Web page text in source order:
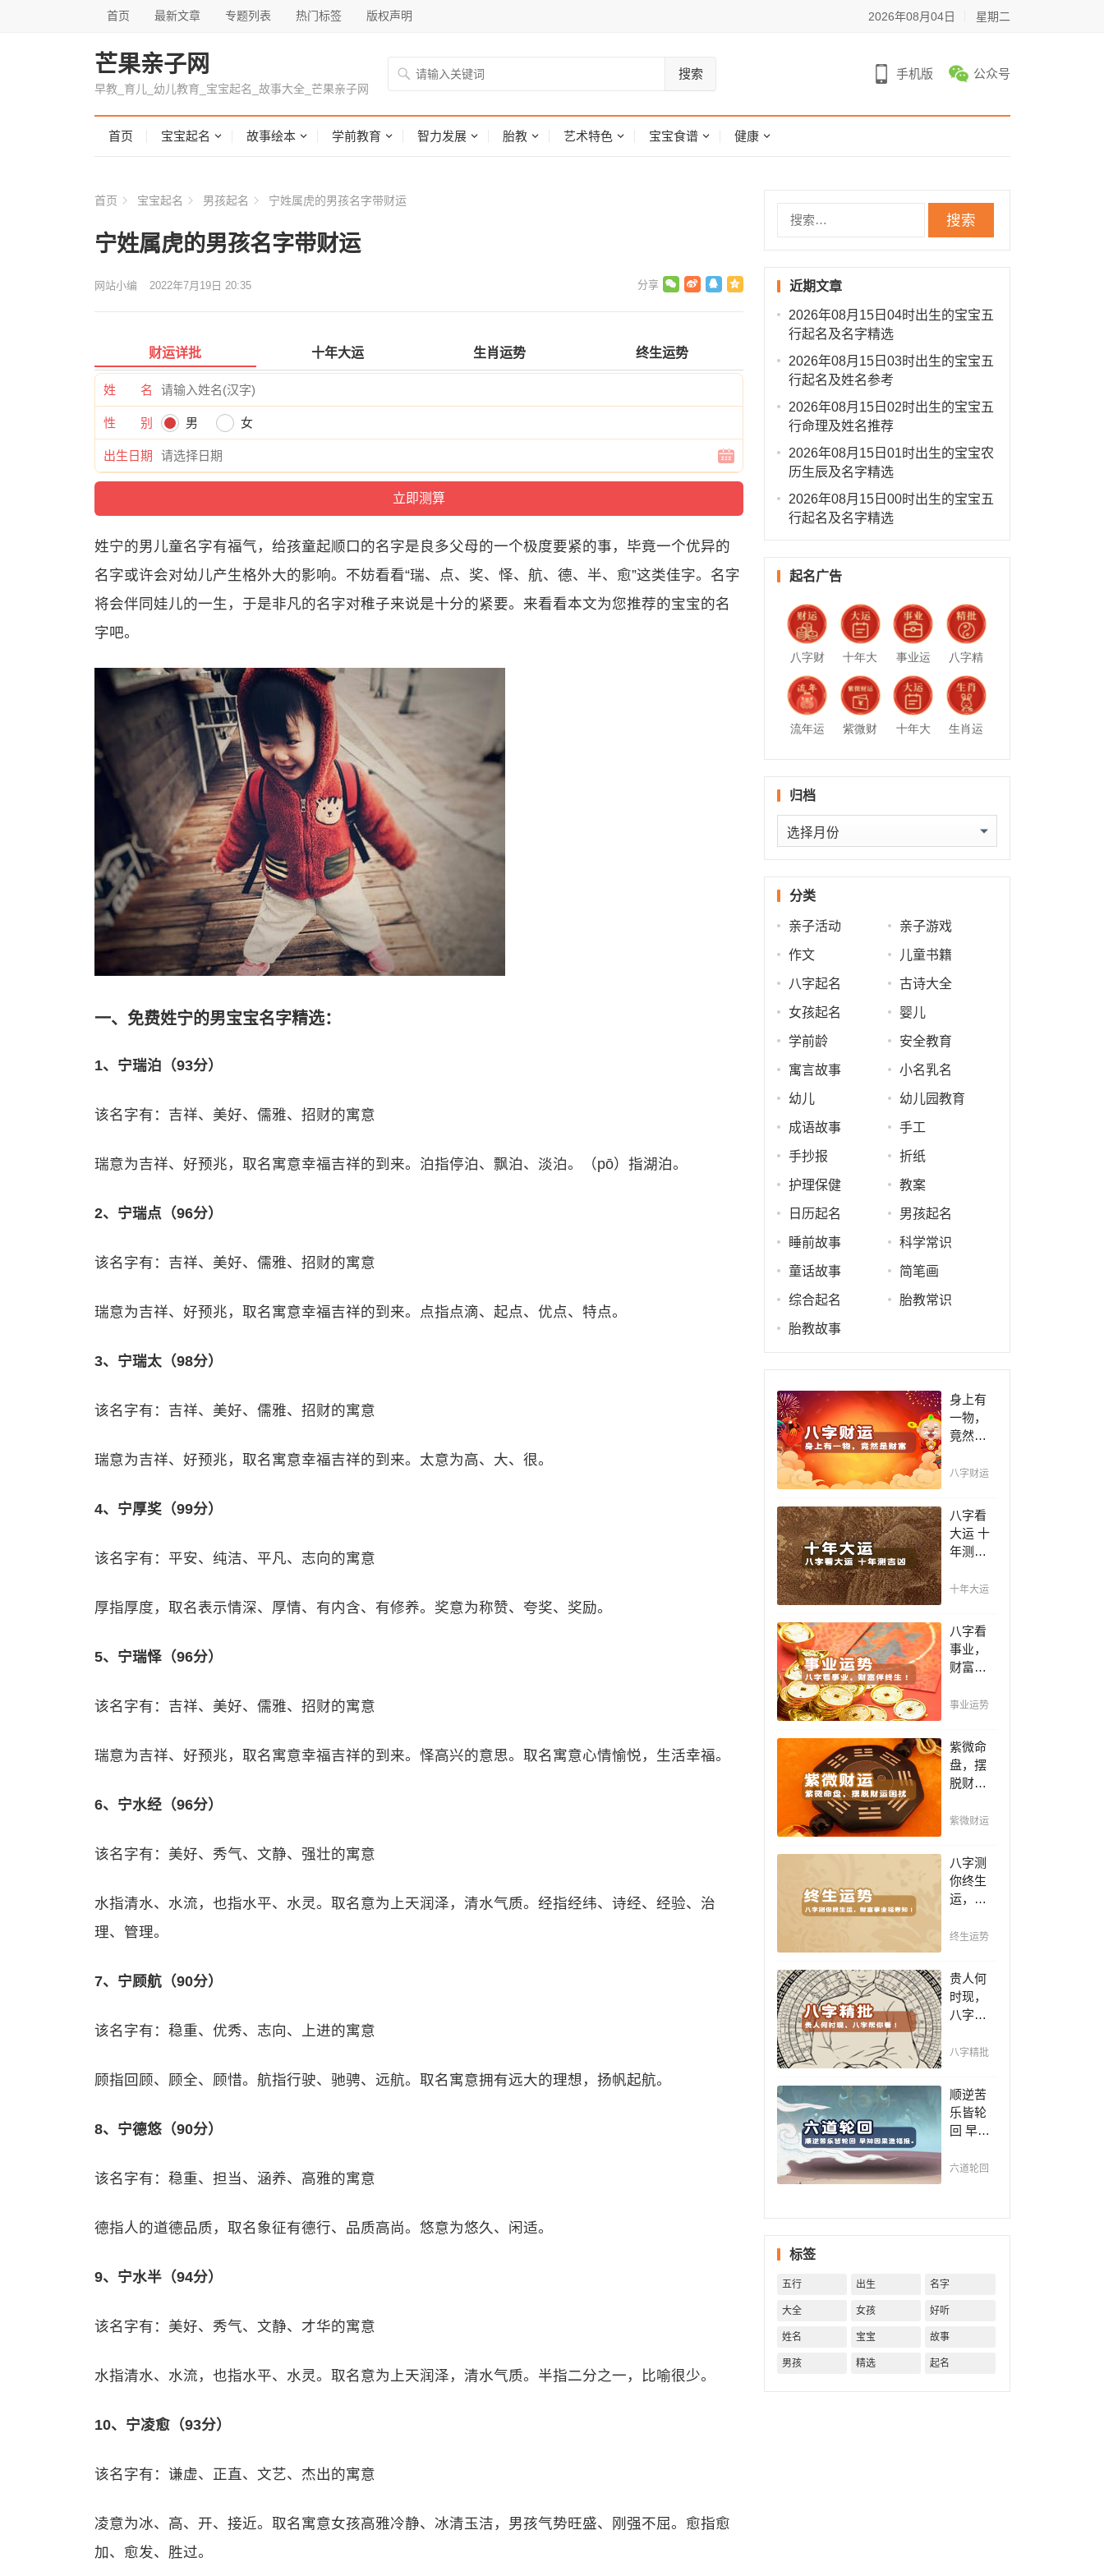
首页 最新文章 专题列表 热门标签 版权声明 2026年08月04日 星期二
芒果亲子网
早教_育儿_幼儿教育_宝宝起名_故事大全_芒果亲子网
搜索 手机版 公众号
首页 宝宝起名 故事绘本 学前教育 智力发展 胎教 艺术特色 宝宝食谱 健康
首页 宝宝起名 男孩起名 宁姓属虎的男孩名字带财运
宁姓属虎的男孩名字带财运
网站小编 2022年7月19日 20:35
财运详批 十年大运 生肖运势 终生运势
姓 名
性 别 男 女
出生日期
姓宁的男儿童名字有福气，给孩童起顺口的名字是良多父母的一个极度要紧的事，毕竟一个优异的
名字或许会对幼儿产生格外大的影响。不妨看看“瑞、点、奖、怿、航、德、半、愈”这类佳字。名字
将会伴同娃儿的一生，于是非凡的名字对稚子来说是十分的紧要。来看看本文为您推荐的宝宝的名
字吧。
一、免费姓宁的男宝宝名字精选：
1、宁瑞泊（93分）
该名字有：吉祥、美好、儒雅、招财的寓意
瑞意为吉祥、好预兆，取名寓意幸福吉祥的到来。泊指停泊、飘泊、淡泊。（pō）指湖泊。
2、宁瑞点（96分）
该名字有：吉祥、美好、儒雅、招财的寓意
瑞意为吉祥、好预兆，取名寓意幸福吉祥的到来。点指点滴、起点、优点、特点。
3、宁瑞太（98分）
该名字有：吉祥、美好、儒雅、招财的寓意
瑞意为吉祥、好预兆，取名寓意幸福吉祥的到来。太意为高、大、很。
4、宁厚奖（99分）
该名字有：平安、纯洁、平凡、志向的寓意
厚指厚度，取名表示情深、厚情、有内含、有修养。奖意为称赞、夸奖、奖励。
5、宁瑞怿（96分）
该名字有：吉祥、美好、儒雅、招财的寓意
瑞意为吉祥、好预兆，取名寓意幸福吉祥的到来。怿高兴的意思。取名寓意心情愉悦，生活幸福。
6、宁水经（96分）
该名字有：美好、秀气、文静、强壮的寓意
水指清水、水流，也指水平、水灵。取名意为上天润泽，清水气质。经指经纬、诗经、经验、治
理、管理。
7、宁顾航（90分）
该名字有：稳重、优秀、志向、上进的寓意
顾指回顾、顾全、顾惜。航指行驶、驰骋、远航。取名寓意拥有远大的理想，扬帆起航。
8、宁德悠（90分）
该名字有：稳重、担当、涵养、高雅的寓意
德指人的道德品质，取名象征有德行、品质高尚。悠意为悠久、闲适。
9、宁水半（94分）
该名字有：美好、秀气、文静、才华的寓意
水指清水、水流，也指水平、水灵。取名意为上天润泽，清水气质。半指二分之一，比喻很少。
10、宁凌愈（93分）
该名字有：谦虚、正直、文艺、杰出的寓意
凌意为冰、高、开、接近。取名寓意女孩高雅冷静、冰清玉洁，男孩气势旺盛、刚强不屈。愈指愈
加、愈发、胜过。
近期文章
2026年08月15日04时出生的宝宝五
行起名及名字精选
2026年08月15日03时出生的宝宝五
行起名及姓名参考
2026年08月15日02时出生的宝宝五
行命理及姓名推荐
2026年08月15日01时出生的宝宝农
历生辰及名字精选
2026年08月15日00时出生的宝宝五
行起名及名字精选
起名广告
八字财
运
十年大
运
事业运
势
八字精
批
流年运
紫微财
十年大
生肖运
归档
归
档
分类
亲子活动 亲子游戏
作文 儿童书籍
八字起名 古诗大全
女孩起名 婴儿
学前龄 安全教育
寓言故事 小名乳名
幼儿 幼儿园教育
成语故事 手工
手抄报 折纸
护理保健 教案
日历起名 男孩起名
睡前故事 科学常识
童话故事 简笔画
综合起名 胎教常识
胎教故事
身上有
一物，
竟然是
财运差
么转
运？发
家致富
的秘诀
里！
八字财运
八字看
大运 十
年测吉
年一运
凶，未
来命运
全知
晓。
十年大运
八字看
事业，
财富伴
哪日出
最有财
官之
命，十
之八九
或富
读您的
事业天
赋，扭
不利困
事业运势
紫微命
盘，摆
脱财运
掌握财
化解破
财之
灾！
紫微财运
八字测
你终生
运，财
福寿
行透析
一生运
势 知天
命方可
长终生
终生运势
贵人何
时现，
八字帮
平阴阳
福，八
字精批
批出一
生好命
八字精批
顺逆苦
乐皆轮
回 早知
福报。
六道轮回
标签
五行 出生 名字
大全 女孩 好听
姓名 宝宝 故事
男孩 精选 起名